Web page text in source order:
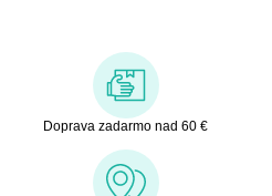
Doprava zadarmo nad 60 €